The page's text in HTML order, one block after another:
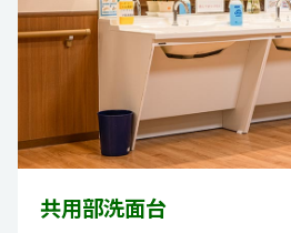
共用部洗面台